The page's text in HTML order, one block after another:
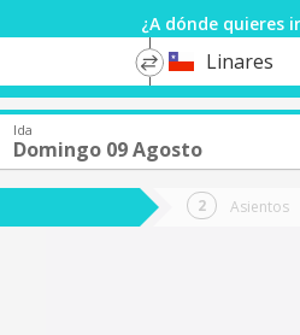
¿A dónde quieres
*
DestinoLinares
Ida
Domingo 09 Agosto
Asientos